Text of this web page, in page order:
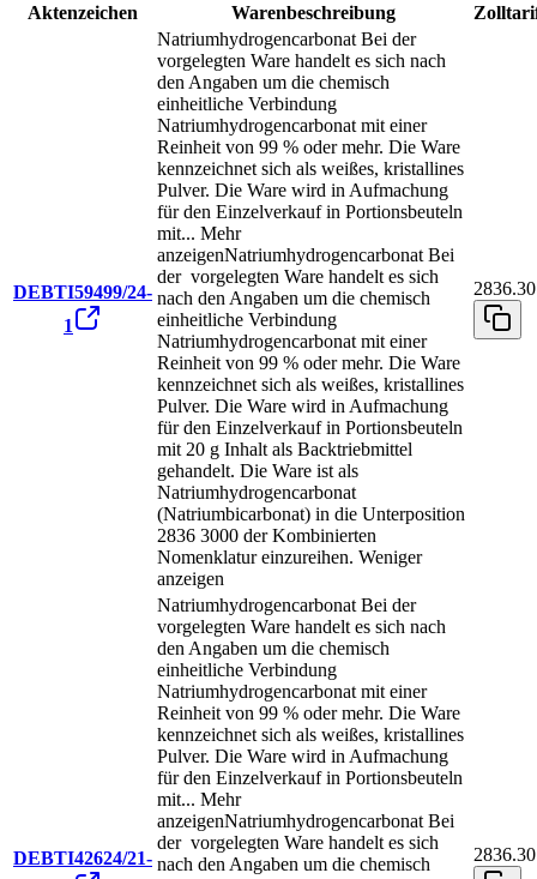
Aktenzeichen
Warenbeschreibung
DEBTI59499/24-
1
Natriumhydrogencarbonat Bei der
vorgelegten Ware handelt es sich nach
den Angaben um die chemisch
einheitliche Verbindung
Natriumhydrogencarbonat mit einer
Reinheit von 99 % oder mehr. Die Ware
kennzeichnet sich als weißes, kristallines
Pulver. Die Ware wird in Aufmachung
für den Einzelverkauf in Portionsbeuteln
mit... Mehr
anzeigenNatriumhydrogencarbonat Bei
der vorgelegten Ware handelt es sich
nach den Angaben um die chemisch
einheitliche Verbindung
Natriumhydrogencarbonat mit einer
Reinheit von 99 % oder mehr. Die Ware
kennzeichnet sich als weißes, kristallines
Pulver. Die Ware wird in Aufmachung
für den Einzelverkauf in Portionsbeuteln
mit 20 g Inhalt als Backtriebmittel
gehandelt. Die Ware ist als
Natriumhydrogencarbonat
(Natriumbicarbonat) in die Unterposition
2836 3000 der Kombinierten
Nomenklatur einzureihen. Weniger
anzeigen
DEBTI42624/21-
Natriumhydrogencarbonat Bei der
vorgelegten Ware handelt es sich nach
den Angaben um die chemisch
einheitliche Verbindung
Natriumhydrogencarbonat mit einer
Reinheit von 99 % oder mehr. Die Ware
kennzeichnet sich als weißes, kristallines
Pulver. Die Ware wird in Aufmachung
für den Einzelverkauf in Portionsbeuteln
mit... Mehr
anzeigenNatriumhydrogencarbonat Bei
der vorgelegten Ware handelt es sich
nach den Angaben um die chemisch